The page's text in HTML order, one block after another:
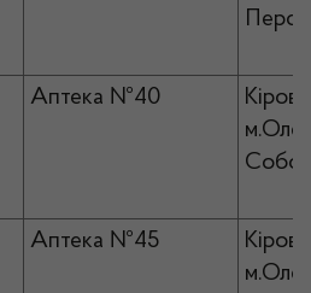
Аптека №40
Аптека №45